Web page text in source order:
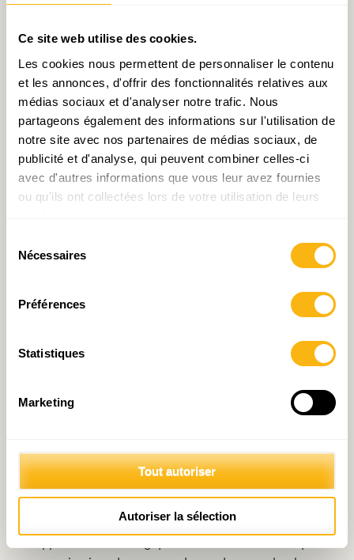
Ce site web utilise des cookies.
Les cookies nous permettent de personnaliser le contenu
et les annonces, d'offrir des fonctionnalités relatives aux
médias sociaux et d'analyser notre trafic. Nous
partageons également des informations sur l'utilisation de
notre site avec nos partenaires de médias sociaux, de
publicité et d'analyse, qui peuvent combiner celles-ci
avec d'autres informations que vous leur avez fournies
ou qu'ils ont collectées lors de votre utilisation de leurs
Nécessaires
Préférences
Statistiques
Marketing
Tout autoriser
Autoriser la sélection
publiqueont été mises en avant, comme le
renforcement du financement compétitif
garantissant l’excellence de la recherche, la mise
en place des contrats de moyens et d’objectifs
pluriannuels entre l’Etat et les bénéficiaires,
gages à la fois de sécurité et d’exigence, le
développement de nouveaux outils de
financements et de cadres d’organisation pour
favoriser la coopération (public-public et public-
les étapes à
franchir
. La taille
priorités de recherche pour lesquelles il souhaite
(d’entonnoir) à mettre en cohérence avec les
les transformations en cours (espace, matériaux,
IT, silver économie) qui nécessitent un travail
résolument interdisciplinaire. La valorisation de la
recherche publique nécessiterait également une
approche stratégique commune, chaque